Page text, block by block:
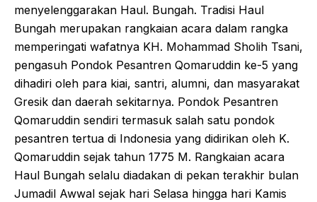
menyelenggarakan Haul. Bungah. Tradisi Haul
Bungah merupakan rangkaian acara dalam rangka
memperingati wafatnya KH. Mohammad Sholih Tsani,
pengasuh Pondok Pesantren Qomaruddin ke-5 yang
dihadiri oleh para kiai, santri, alumni, dan masyarakat
Gresik dan daerah sekitarnya. Pondok Pesantren
Qomaruddin sendiri termasuk salah satu pondok
pesantren tertua di Indonesia yang didirikan oleh K.
Qomaruddin sejak tahun 1775 M. Rangkaian acara
Haul Bungah selalu diadakan di pekan terakhir bulan
Jumadil Awwal sejak hari Selasa hingga hari Kamis